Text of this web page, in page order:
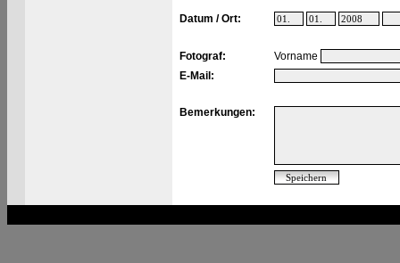
Datum / Ort:
Fotograf:
Vorname
E-Mail:
Bemerkungen: